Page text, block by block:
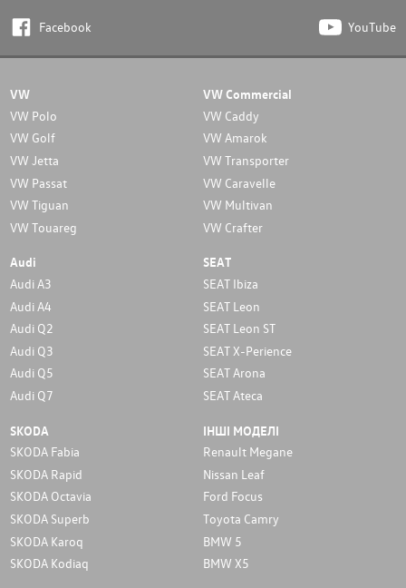
Facebook YouTube
VW
VW Polo
VW Golf
VW Jetta
VW Passat
VW Tiguan
VW Touareg
VW Commercial
VW Caddy
VW Amarok
VW Transporter
VW Caravelle
VW Multivan
VW Crafter
Audi
Audi A3
Audi A4
Audi Q2
Audi Q3
Audi Q5
Audi Q7
SEAT
SEAT Ibiza
SEAT Leon
SEAT Leon ST
SEAT X-Perience
SEAT Arona
SEAT Ateca
SKODA
SKODA Fabia
SKODA Rapid
SKODA Octavia
SKODA Superb
SKODA Karoq
SKODA Kodiaq
ІНШІ МОДЕЛІ
Renault Megane
Nissan Leaf
Ford Focus
Toyota Camry
BMW 5
BMW X5